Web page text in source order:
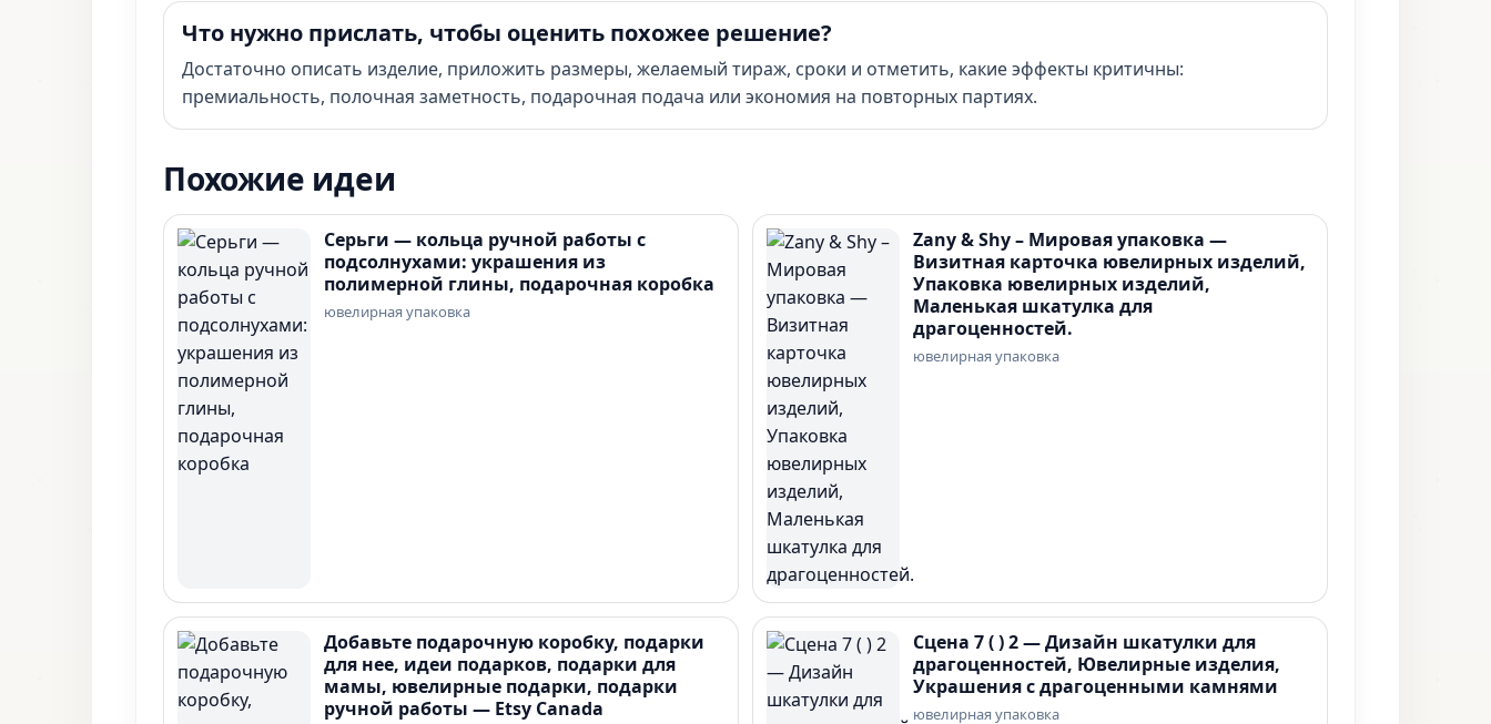
Что нужно прислать, чтобы оценить похожее решение?
Достаточно описать изделие, приложить размеры, желаемый тираж, сроки и отметить, какие эффекты критичны:
премиальность, полочная заметность, подарочная подача или экономия на повторных партиях.
Похожие идеи
Серьги — кольца ручной работы с
подсолнухами: украшения из
полимерной глины, подарочная коробка
ювелирная упаковка
Zany & Shy – Мировая упаковка —
Визитная карточка ювелирных изделий,
Упаковка ювелирных изделий,
Маленькая шкатулка для
драгоценностей.
ювелирная упаковка
Добавьте подарочную коробку, подарки
для нее, идеи подарков, подарки для
мамы, ювелирные подарки, подарки
ручной работы — Etsy Canada
Сцена 7 ( ) 2 — Дизайн шкатулки для
драгоценностей, Ювелирные изделия,
Украшения с драгоценными камнями
ювелирная упаковка